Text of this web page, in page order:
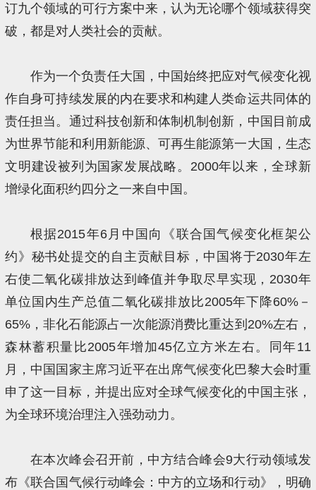
订九个领域的可行方案中来，认为无论哪个领域获得突
破，都是对人类社会的贡献。
作为一个负责任大国，中国始终把应对气候变化视
作自身可持续发展的内在要求和构建人类命运共同体的
责任担当。通过科技创新和体制机制创新，中国目前成
为世界节能和利用新能源、可再生能源第一大国，生态
文明建设被列为国家发展战略。2000年以来，全球新
增绿化面积约四分之一来自中国。
根据2015年6月中国向《联合国气候变化框架公
约》秘书处提交的自主贡献目标，中国将于2030年左
右使二氧化碳排放达到峰值并争取尽早实现，2030年
单位国内生产总值二氧化碳排放比2005年下降60%－
65%，非化石能源占一次能源消费比重达到20%左右，
森林蓄积量比2005年增加45亿立方米左右。同年11
月，中国国家主席习近平在出席气候变化巴黎大会时重
申了这一目标，并提出应对全球气候变化的中国主张，
为全球环境治理注入强劲动力。
在本次峰会召开前，中方结合峰会9大行动领域发
布《联合国气候行动峰会：中方的立场和行动》，明确